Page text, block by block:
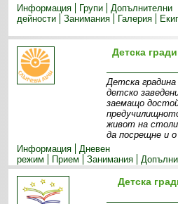
Информация
Групи
Допълнителни
дейности
Занимания Галерия
Детска
Детска
детско
заемащо
живот на
да посрещне и о
Информация
Дневен
режим
Прием Занимания
Детска